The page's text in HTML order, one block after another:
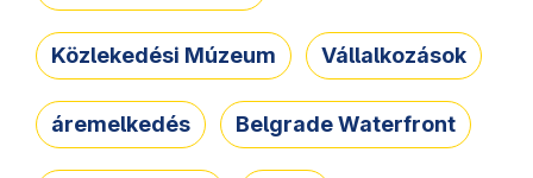
Közlekedési Múzeum Vállalkozások
áremelkedés Belgrade Waterfront